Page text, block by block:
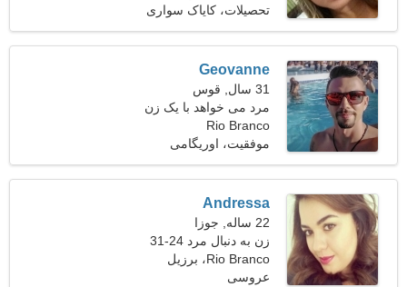
کیلوگرم (138 پوند)
تحصیلات، کایاک سواری
Geovanne
31 سال, قوس
مرد می خواهد با یک زن
ملاقات کند
Rio Branco
موفقیت، اوریگامی
Andressa
22 ساله, جوزا
زن به دنبال مرد 24-31
Rio Branco، برزیل
عروسی